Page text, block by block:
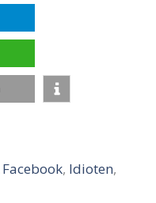
Facebook, Idioten,